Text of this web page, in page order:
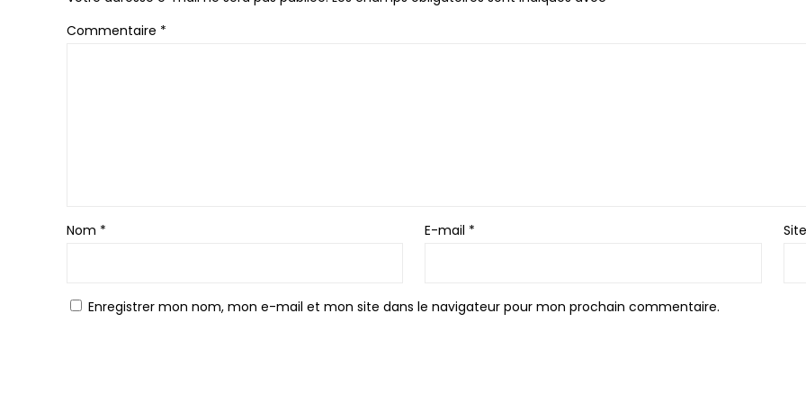
Commentaire *
Nom * E-mail *
Enregistrer mon nom, mon e-mail et mon site dans le navigateur pour mon prochain commentaire.